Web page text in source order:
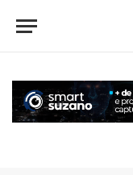
conteúdo